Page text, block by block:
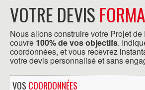
VOTRE DEVIS
Nous allons construire votre Projet
couvre 100% de vos objectifs.
coordonnées, et vous recevrez
votre devis personnalisé et sans
VOS COORDONNÉES